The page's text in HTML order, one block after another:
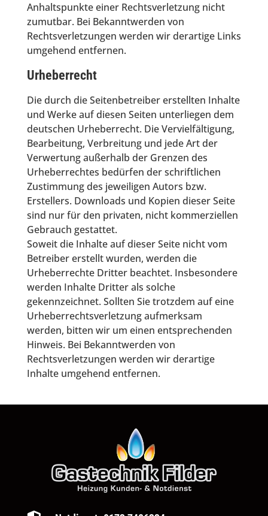
Anhaltspunkte einer Rechtsverletzung nicht
zumutbar. Bei Bekanntwerden von
Rechtsverletzungen werden wir derartige Links
umgehend entfernen.
Urheberrecht
Die durch die Seitenbetreiber erstellten Inhalte
und Werke auf diesen Seiten unterliegen dem
deutschen Urheberrecht. Die Vervielfältigung,
Bearbeitung, Verbreitung und jede Art der
Verwertung außerhalb der Grenzen des
Urheberrechtes bedürfen der schriftlichen
Zustimmung des jeweiligen Autors bzw.
Erstellers. Downloads und Kopien dieser Seite
sind nur für den privaten, nicht kommerziellen
Gebrauch gestattet.
Soweit die Inhalte auf dieser Seite nicht vom
Betreiber erstellt wurden, werden die
Urheberrechte Dritter beachtet. Insbesondere
werden Inhalte Dritter als solche
gekennzeichnet. Sollten Sie trotzdem auf eine
Urheberrechtsverletzung aufmerksam
werden, bitten wir um einen entsprechenden
Hinweis. Bei Bekanntwerden von
Rechtsverletzungen werden wir derartige
Inhalte umgehend entfernen.